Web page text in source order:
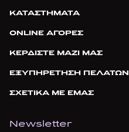
ΚΑΤΑΣΤΗΜΑΤΑ
ONLINE ΑΓΟΡΕΣ
ΚΕΡΔΙΣΤΕ ΜΑΖΙ ΜΑΣ
ΕΞΥΠΗΡΕΤΗΣΗ ΠΕΛΑΤΩΝ
ΣΧΕΤΙΚΑ ΜΕ ΕΜΑΣ
Newsletter